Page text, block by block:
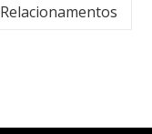
Relacionamentos